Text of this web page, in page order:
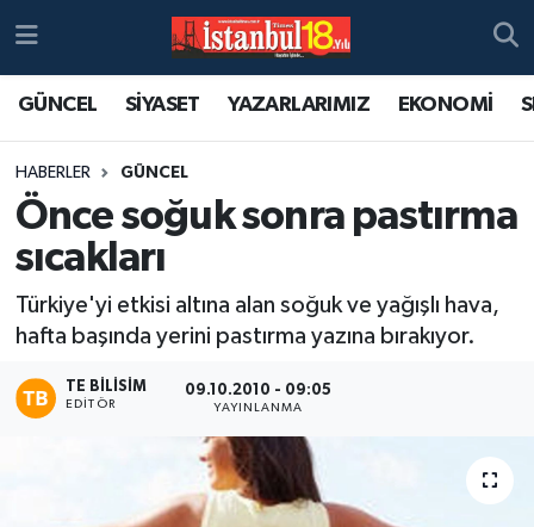
GÜNCEL SİYASET YAZARLARIMIZ EKONOMİ
HABERLER GÜNCEL
Önce soğuk sonra pastırma
sıcakları
Türkiye'yi etkisi altına alan soğuk ve yağışlı hava,
hafta başında yerini pastırma yazına bırakıyor.
TE BILISIM
EDITÖR
09.10.2010 - 09:05
YAYINLANMA